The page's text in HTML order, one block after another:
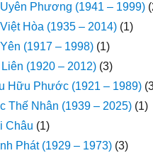
Uyên Phương (1941 – 1999)
Hòa (1935 – 2014) (1)
(1917 – 1998) (1)
Liên (1920 – 2012) (3)
Hữu Phước (1921 – 1989)
Thế Nhân (1939 – 2025) (1)
Châu (1)
Phát (1929 – 1973) (3)